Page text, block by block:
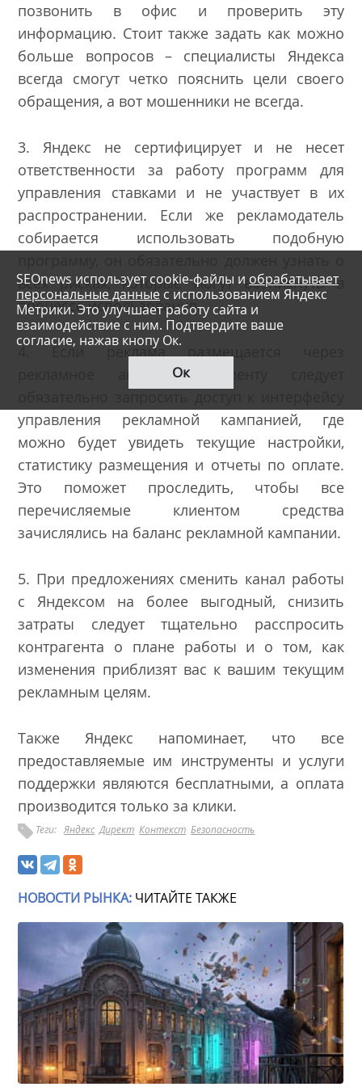
позвонить в офис и проверить эту
информацию. Стоит также задать как можно
больше вопросов – специалисты Яндекса
всегда смогут четко пояснить цели своего
обращения, а вот мошенники не всегда.
3. Яндекс не сертифицирует и не несет
ответственности за работу программ для
управления ставками и не участвует в их
распространении. Если же рекламодатель
собирается использовать подобную
всех рисках, которые могут возникнуть в
процессе использования.
4. Если реклама размещается через
рекламное агентство, клиенту следует
управления рекламной кампанией, где
можно будет увидеть текущие настройки,
статистику размещения и отчеты по оплате.
Это поможет проследить, чтобы все
перечисляемые клиентом средства
зачислялись на баланс рекламной кампании.
5. При предложениях сменить канал работы
с Яндексом на более выгодный, снизить
затраты следует тщательно расспросить
контрагента о плане работы и о том, как
изменения приблизят вас к вашим текущим
рекламным целям.
Также Яндекс напоминает, что все
предоставляемые им инструменты и услуги
поддержки являются бесплатными, а оплата
производится только за клики.
Теги: Яндекс Директ Контекст Безопасность
SEOnews использует cookie-файлы и обрабатывает
персональные данные с использованием Яндекс
Метрики. Это улучшает работу сайта и
взаимодействие с ним. Подтвердите ваше
согласие, нажав кнопу Ок.
Ок
НОВОСТИ РЫНКА: ЧИТАЙТЕ ТАКЖЕ